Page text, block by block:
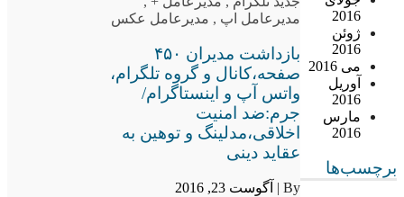
2016
ژوئن
2016
می 2016
آوریل
2016
مارس
2016
برچسب‌ها
مدیرعامل اپ , مدیرعامل عکس
بازداشت مدیران ۴۵۰
صفحه،کانال و گروه تلگرام،
واتس آپ و اینستاگرام/
جرم:ضد امنیت
اخلاقی،مدلینگ و توهین به
عقاید دینی
By | آگوست 23, 2016